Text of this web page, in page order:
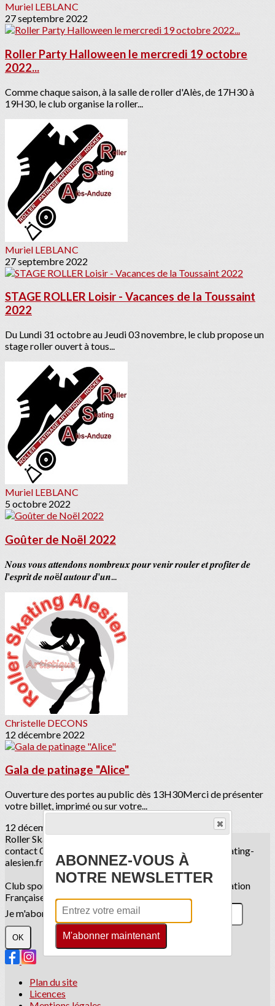
Muriel LEBLANC
27 septembre 2022
Roller Party Halloween le mercredi 19 octobre
2022...
Comme chaque saison, à la salle de roller d'Alès, de 17H30 à
19H30, le club organise la roller...
Muriel LEBLANC
27 septembre 2022
STAGE ROLLER Loisir - Vacances de la Toussaint
2022
Du Lundi 31 octobre au Jeudi 03 novembre, le club propose un
stage roller ouvert à tous...
Muriel LEBLANC
5 octobre 2022
Goûter de Noël 2022
𝑵𝒐𝒖𝒔 𝒗𝒐𝒖𝒔 𝒂𝒕𝒕𝒆𝒏𝒅𝒐𝒏𝒔 𝒏𝒐𝒎𝒃𝒓𝒆𝒖𝒙 𝒑𝒐𝒖𝒓 𝒗𝒆𝒏𝒊𝒓 𝒓𝒐𝒖𝒍𝒆𝒓 𝒆𝒕 𝒑𝒓𝒐𝒇𝒊𝒕𝒆𝒓 𝒅𝒆
𝒍'𝒆𝒔𝒑𝒓𝒊𝒕 𝒅𝒆 𝒏𝒐ë𝒍 𝒂𝒖𝒕𝒐𝒖𝒓 𝒅'𝒖𝒏...
Christelle DECONS
12 décembre 2022
Gala de patinage "Alice"
Ouverture des portes au public dès 13H30Merci de présenter
votre billet, imprimé ou sur votre...
12 décembre 2022
Roller Skating Alésien
contact 06 50 29 91 78 ou par mail contact@roller-skating-
alesien.fr
Club sportif en association loi 1901 - Affilié à la Fédération
Française Roller et Skateboard
Je m'abonne à la newsletter
OK
Plan du site
Licences
ABONNEZ-VOUS À
NOTRE NEWSLETTER
M'abonner maintenant